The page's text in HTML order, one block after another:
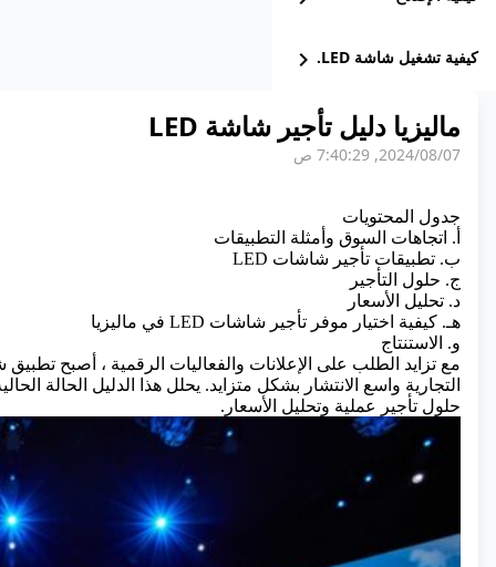
كيفية تشغيل شاشة LED. chevron_right
ماليزيا دليل تأجير شاشة LED
07‏/08‏/2024, 7:40:29 ص
جدول المحتويات
أ. اتجاهات السوق وأمثلة التطبيقات
ب. تطبيقات تأجير شاشات LED
ج. حلول التأجير
د. تحليل الأسعار
هـ. كيفية اختيار موفر تأجير شاشات LED في ماليزيا
و. الاستنتاج
مع تزايد الطلب على الإعلانات والفعاليات الرقمية
حلول تأجير عملية وتحليل الأسعار.